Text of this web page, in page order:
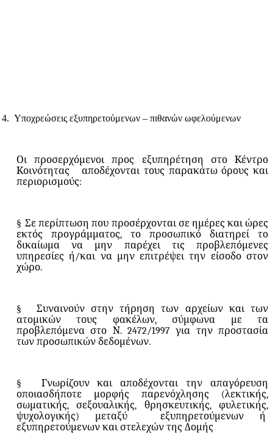
4. Υποχρεώσεις εξυπηρετούμενων – πιθανών ωφελούμενων
Οι προσερχόμενοι προς εξυπηρέτηση στο Κέντρο
Κοινότητας
αποδέχονται τους παρακάτω όρους και
περιορισμούς:
§ Σε περίπτωση που προσέρχονται σε ημέρες και ώρες
εκτός προγράμματος, το προσωπικό διατηρεί το
δικαίωμα να μην παρέχει τις προβλεπόμενες
υπηρεσίες ή/και να μην επιτρέψει την είσοδο στον
χώρο.
§
Συναινούν στην τήρηση των αρχείων και των
ατομικών τους φακέλων, σύμφωνα με τα
προβλεπόμενα στο Ν. 2472/1997 για την προστασία
των προσωπικών δεδομένων.
§
Γνωρίζουν και αποδέχονται την απαγόρευση
οποιασδήποτε μορφής παρενόχλησης (λεκτικής,
σωματικής, σεξουαλικής, θρησκευτικής, φυλετικής,
ψυχολογικής) μεταξύ
εξυπηρετούμενων ή
εξυπηρετούμενων και στελεχών της Δομής